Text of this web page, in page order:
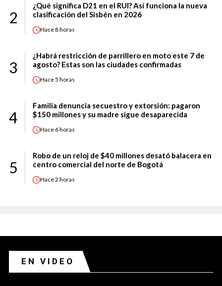
2
¿Qué significa D21 en el RUI? Así funciona la nueva
clasificación del Sisbén en 2026
Hace8 horas
3
¿Habrá restricción de parrillero en moto este 7 de
agosto? Estas son las ciudades confirmadas
Hace5 horas
4
Familia denuncia secuestro y extorsión: pagaron
$150 millones y su madre sigue desaparecida
Hace 6 horas
5
Robo de un reloj de $40 millones desató balacera en
centro comercial del norte de Bogotá
Hace2 horas
EN VIDEO